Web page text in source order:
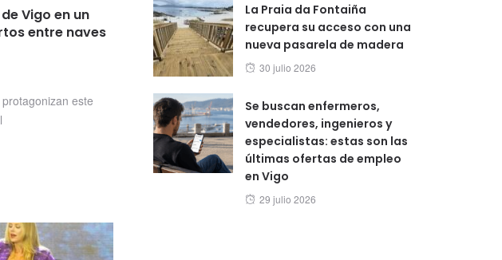
Vigo en un
entre naves
este
La Praia da Fontaiña
recupera su acceso con una
nueva pasarela de madera
Posted
30 julio 2026
Se buscan enfermeros,
vendedores, ingenieros y
especialistas: estas son las
últimas ofertas de empleo
en Vigo
Posted
29 julio 2026